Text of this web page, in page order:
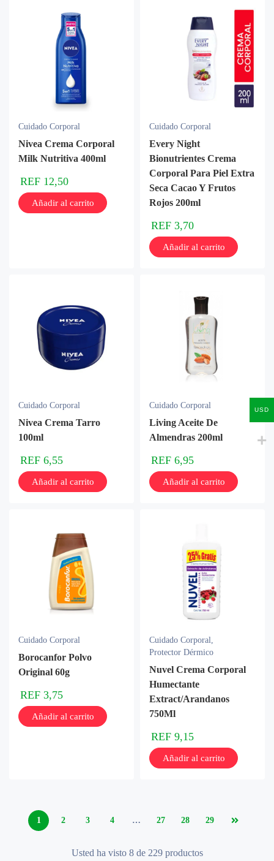
Cuidado Corporal
Nivea Crema Corporal
Milk Nutritiva 400ml
REF 12,50
Añadir al carrito
Cuidado Corporal
Every Night
Bionutrientes Crema
Corporal Para Piel Extra
Seca Cacao Y Frutos
Rojos 200ml
REF 3,70
Añadir al carrito
Cuidado Corporal
Nivea Crema Tarro
100ml
REF 6,55
Añadir al carrito
Cuidado Corporal
Living Aceite De
Almendras 200ml
REF 6,95
Añadir al carrito
Cuidado Corporal
Borocanfor Polvo
Original 60g
REF 3,75
Añadir al carrito
Cuidado Corporal,
Protector Dérmico
Nuvel Crema Corporal
Humectante
Extract/Arandanos
750Ml
REF 9,15
Añadir al carrito
1 2 3 4 … 27 28 29
Usted ha visto 8 de 229 productos
USD